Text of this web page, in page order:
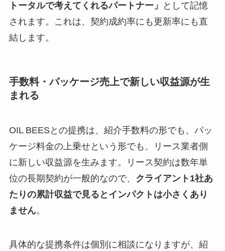
トータルで考えてくれるパートナー」
として記憶
されます。これは、契約成約率にも更新率にも直
結します。
手数料・パッケージ売上で新しい収益源が生
まれる
OIL BEESとの提携は、紹介手数料の形でも、パッ
ケージ料金の上乗せという形でも、リース業者側
に新しい収益源を生みます。リース契約は数年単
位の長期契約が一般的なので、 クライアント1社あ
たりの累計収益で見るとインパクトは小さくあり
ません。
具体的な提携条件は個別に相談になりますが、紹